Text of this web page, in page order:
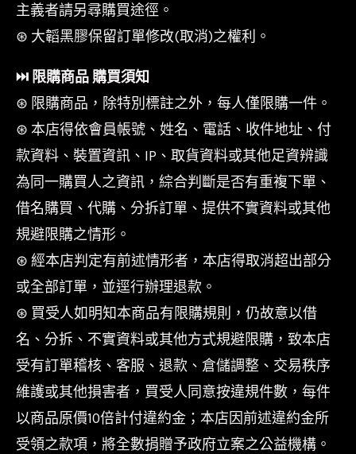
主義者請另尋購買途徑。
⊛ 大韜黑膠保留訂單修改(取消)之權利。
⏭︎ 限購商品 購買須知
⊛ 限購商品，除特別標註之外，每人僅限購一件。
⊛ 本店得依會員帳號、姓名、電話、收件地址、付
款資料、裝置資訊、IP、取貨資料或其他足資辨識
為同一購買人之資訊，綜合判斷是否有重複下單、
借名購買、代購、分拆訂單、提供不實資料或其他
規避限購之情形。
⊛ 經本店判定有前述情形者，本店得取消超出部分
或全部訂單，並逕行辦理退款。
⊛ 買受人如明知本商品有限購規則，仍故意以借
名、分拆、不實資料或其他方式規避限購，致本店
受有訂單稽核、客服、退款、倉儲調整、交易秩序
維護或其他損害者，買受人同意按違規件數，每件
以商品原價10倍計付違約金；本店因前述違約金所
受領之款項，將全數捐贈予政府立案之公益機構。